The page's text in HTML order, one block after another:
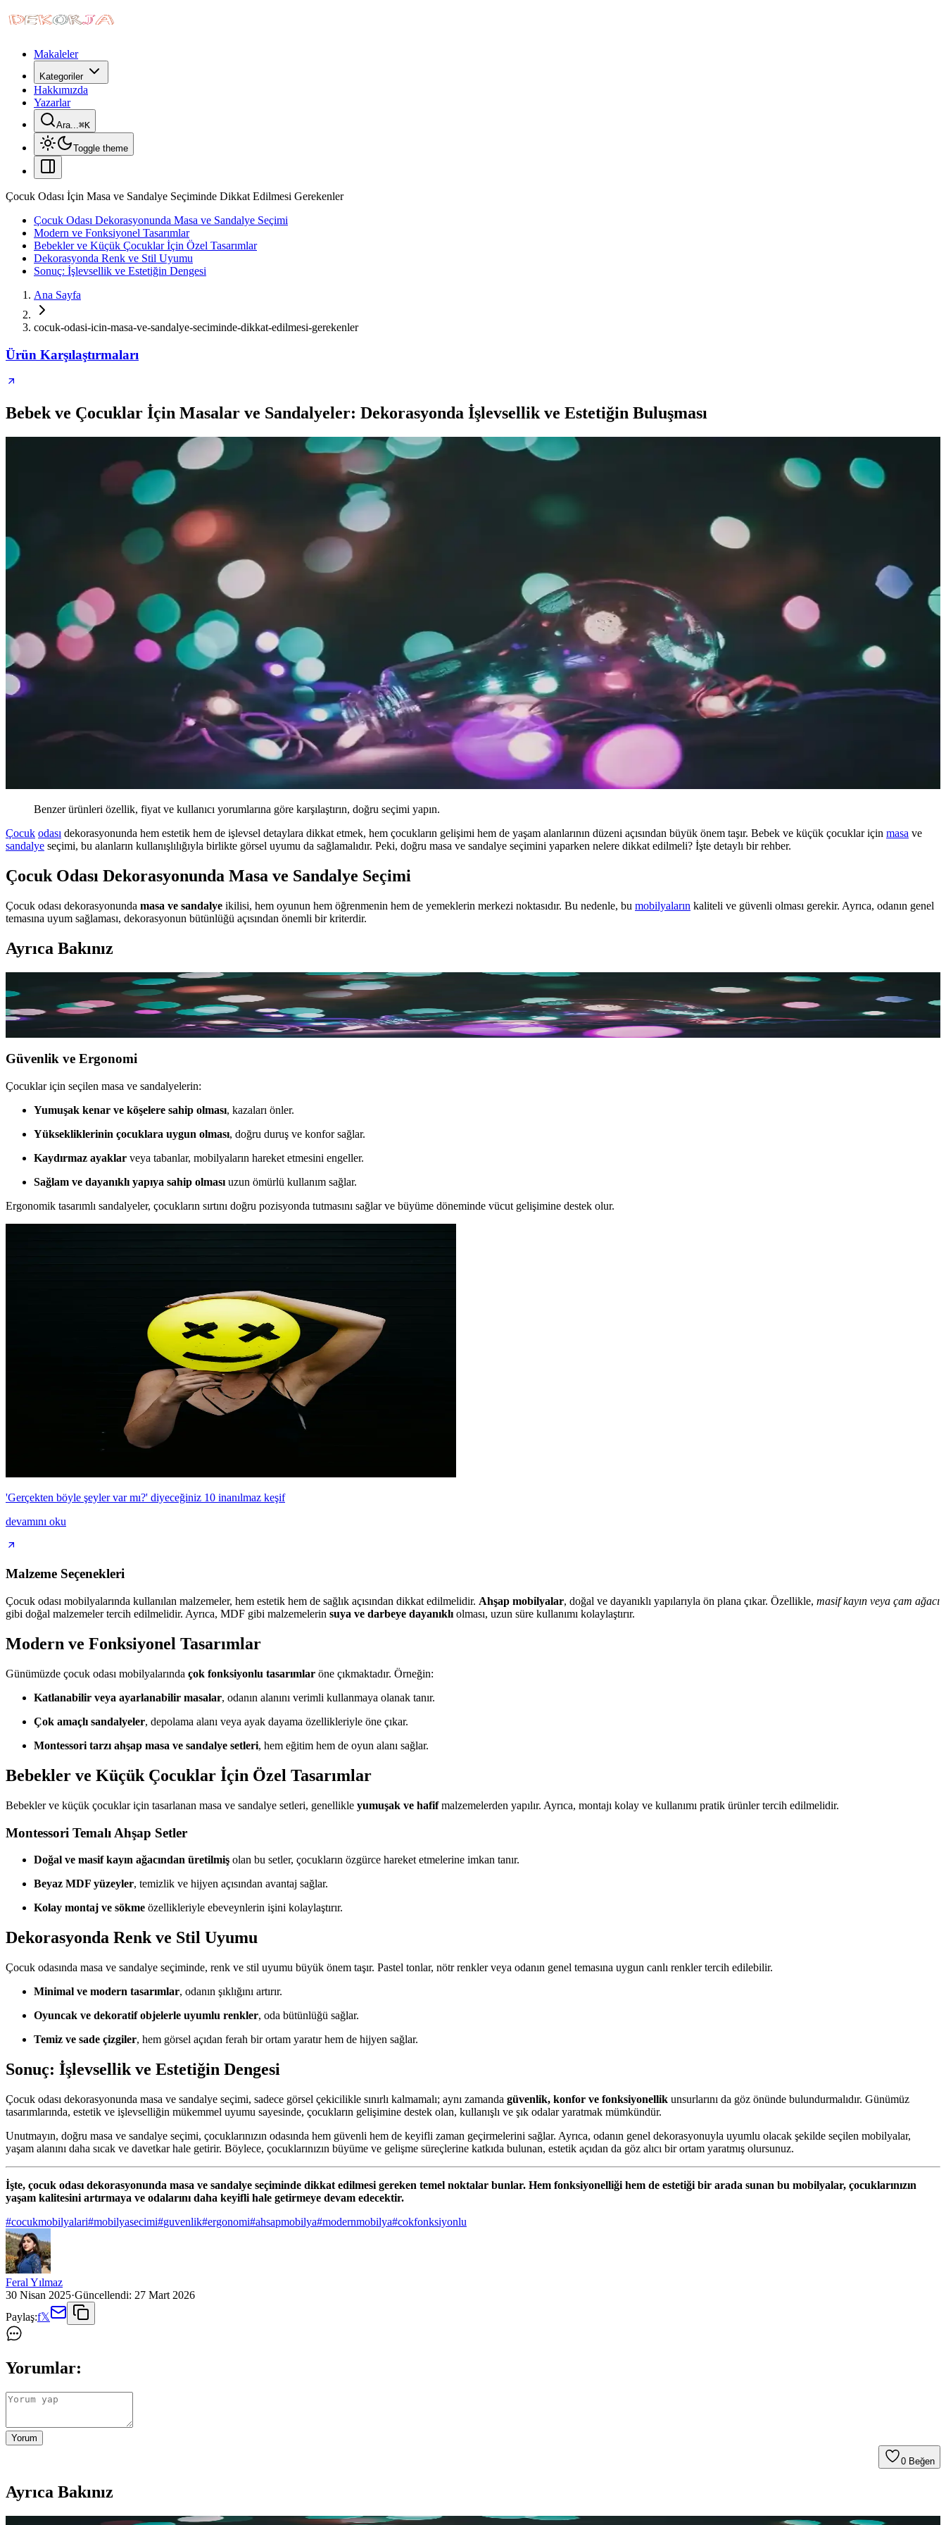
Makaleler
Kategoriler
Hakkımızda
Yazarlar
Ara...⌘K
Toggle theme
Çocuk Odası İçin Masa ve Sandalye Seçiminde Dikkat Edilmesi Gerekenler
Çocuk Odası Dekorasyonunda Masa ve Sandalye Seçimi
Modern ve Fonksiyonel Tasarımlar
Bebekler ve Küçük Çocuklar İçin Özel Tasarımlar
Dekorasyonda Renk ve Stil Uyumu
Sonuç: İşlevsellik ve Estetiğin Dengesi
Ana Sayfa
cocuk-odasi-icin-masa-ve-sandalye-seciminde-dikkat-edilmesi-gerekenler
Ürün Karşılaştırmaları
Bebek ve Çocuklar İçin Masalar ve Sandalyeler: Dekorasyonda İşlevsellik ve Estetiğin Buluşması
Benzer ürünleri özellik, fiyat ve kullanıcı yorumlarına göre karşılaştırın, doğru seçimi yapın.
Çocuk odası dekorasyonunda hem estetik hem de işlevsel detaylara dikkat etmek, hem çocukların gelişimi hem de yaşam alanlarının düzeni açısından büyük önem taşır. Bebek ve küçük çocuklar için masa ve
sandalye seçimi, bu alanların kullanışlılığıyla birlikte görsel uyumu da sağlamalıdır. Peki, doğru masa ve sandalye seçimini yaparken nelere dikkat edilmeli? İşte detaylı bir rehber.
Çocuk Odası Dekorasyonunda Masa ve Sandalye Seçimi
Çocuk odası dekorasyonunda masa ve sandalye ikilisi, hem oyunun hem öğrenmenin hem de yemeklerin merkezi noktasıdır. Bu nedenle, bu mobilyaların kaliteli ve güvenli olması gerekir. Ayrıca, odanın genel
temasına uyum sağlaması, dekorasyonun bütünlüğü açısından önemli bir kriterdir.
Ayrıca Bakınız
Çocuk Odası İçin Masa ve Sandalye Seçiminde Dikkat Edilmesi Gerekenler
Çocuk odası mobilyalarında güvenlik, ergonomi ve estetik ön planda tutularak, uzun ömürlü ve şık masa ve sandalye seçenekleriyle odanın kullanımını ve görünümünü iyileştirme rehberi.
Güvenlik ve Ergonomi
Çocuklar için seçilen masa ve sandalyelerin:
Yumuşak kenar ve köşelere sahip olması, kazaları önler.
Yüksekliklerinin çocuklara uygun olması, doğru duruş ve konfor sağlar.
Kaydırmaz ayaklar veya tabanlar, mobilyaların hareket etmesini engeller.
Sağlam ve dayanıklı yapıya sahip olması uzun ömürlü kullanım sağlar.
Ergonomik tasarımlı sandalyeler, çocukların sırtını doğru pozisyonda tutmasını sağlar ve büyüme döneminde vücut gelişimine destek olur.
'Gerçekten böyle şeyler var mı?' diyeceğiniz 10 inanılmaz keşif
devamını oku
Malzeme Seçenekleri
Çocuk odası mobilyalarında kullanılan malzemeler, hem estetik hem de sağlık açısından dikkat edilmelidir. Ahşap mobilyalar, doğal ve dayanıklı yapılarıyla ön plana çıkar. Özellikle, masif kayın veya çam ağacı
gibi doğal malzemeler tercih edilmelidir. Ayrıca, MDF gibi malzemelerin suya ve darbeye dayanıklı olması, uzun süre kullanımı kolaylaştırır.
Modern ve Fonksiyonel Tasarımlar
Günümüzde çocuk odası mobilyalarında çok fonksiyonlu tasarımlar öne çıkmaktadır. Örneğin:
Katlanabilir veya ayarlanabilir masalar, odanın alanını verimli kullanmaya olanak tanır.
Çok amaçlı sandalyeler, depolama alanı veya ayak dayama özellikleriyle öne çıkar.
Montessori tarzı ahşap masa ve sandalye setleri, hem eğitim hem de oyun alanı sağlar.
Bebekler ve Küçük Çocuklar İçin Özel Tasarımlar
Bebekler ve küçük çocuklar için tasarlanan masa ve sandalye setleri, genellikle yumuşak ve hafifmalzemelerden yapılır. Ayrıca, montajı kolay ve kullanımı pratik ürünler tercih edilmelidir.
Montessori Temalı Ahşap Setler
Doğal ve masif kayın ağacından üretilmiş olan bu setler, çocukların özgürce hareket etmelerine imkan tanır.
Beyaz MDF yüzeyler, temizlik ve hijyen açısından avantaj sağlar.
Kolay montaj ve sökme özellikleriyle ebeveynlerin işini kolaylaştırır.
Dekorasyonda Renk ve Stil Uyumu
Çocuk odasında masa ve sandalye seçiminde, renk ve stil uyumu büyük önem taşır. Pastel tonlar, nötr renkler veya odanın genel temasına uygun canlı renkler tercih edilebilir.
Minimal ve modern tasarımlar, odanın şıklığını artırır.
Oyuncak ve dekoratif objelerle uyumlu renkler, oda bütünlüğü sağlar.
Temiz ve sade çizgiler, hem görsel açıdan ferah bir ortam yaratır hem de hijyen sağlar.
Sonuç: İşlevsellik ve Estetiğin Dengesi
Çocuk odası dekorasyonunda masa ve sandalye seçimi, sadece görsel çekicilikle sınırlı kalmamalı; aynı zamanda güvenlik, konfor ve fonksiyonellik unsurlarını da göz önünde bulundurmalıdır. Günümüz
tasarımlarında, estetik ve işlevselliğin mükemmel uyumu sayesinde, çocukların gelişimine destek olan, kullanışlı ve şık odalar yaratmak mümkündür.
Unutmayın, doğru masa ve sandalye seçimi, çocuklarınızın odasında hem güvenli hem de keyifli zaman geçirmelerini sağlar. Ayrıca, odanın genel dekorasyonuyla uyumlu olacak şekilde seçilen mobilyalar,
yaşam alanını daha sıcak ve davetkar hale getirir. Böylece, çocuklarınızın büyüme ve gelişme süreçlerine katkıda bulunan, estetik açıdan da göz alıcı bir ortam yaratmış olursunuz.
İşte, çocuk odası dekorasyonunda masa ve sandalye seçiminde dikkat edilmesi gereken temel noktalar bunlar. Hem fonksiyonelliği hem de estetiği bir arada sunan bu mobilyalar, çocuklarınızın
yaşam kalitesini artırmaya ve odalarını daha keyifli hale getirmeye devam edecektir.
#cocukmobilyalari#mobilyasecimi#guvenlik#ergonomi#ahsapmobilya#modernmobilya#cokfonksiyonlu
Feral Yılmaz
30 Nisan 2025·Güncellendi: 27 Mart 2026
Paylaş:f𝕏
Yorumlar:
Yorum
0 Beğen
Ayrıca Bakınız